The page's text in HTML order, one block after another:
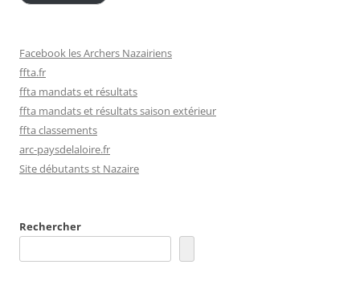
Facebook les Archers Nazairiens
ffta.fr
ffta mandats et résultats
ffta mandats et résultats saison extérieur
ffta classements
arc-paysdelaloire.fr
Site débutants st Nazaire
Rechercher